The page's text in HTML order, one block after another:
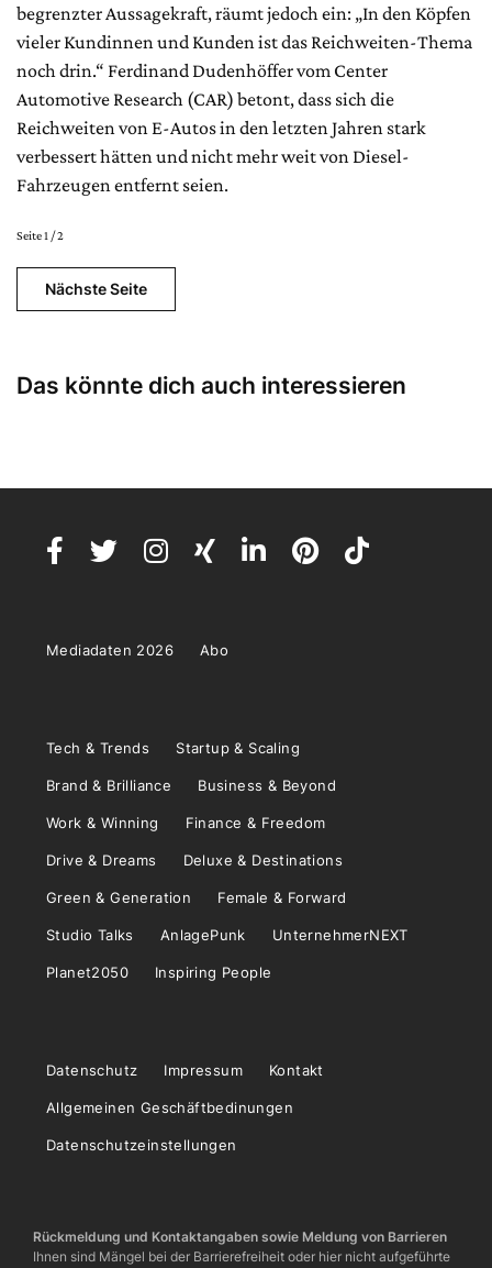
begrenzter Aussagekraft, räumt jedoch ein: „In den Köpfen
vieler Kundinnen und Kunden ist das Reichweiten-Thema
noch drin.“ Ferdinand Dudenhöffer vom Center
Automotive Research (CAR) betont, dass sich die
Reichweiten von E-Autos in den letzten Jahren stark
verbessert hätten und nicht mehr weit von Diesel-
Fahrzeugen entfernt seien.
Seite 1 / 2
Nächste Seite
Das könnte dich auch interessieren
Mediadaten 2026 Abo
Tech & Trends Startup & Scaling
Brand & Brilliance Business & Beyond
Work & Winning Finance & Freedom
Drive & Dreams Deluxe & Destinations
Green & Generation Female & Forward
Studio Talks AnlagePunk UnternehmerNEXT
Planet2050 Inspiring People
Datenschutz Impressum Kontakt
Allgemeinen Geschäftbedinungen
Datenschutzeinstellungen
Rückmeldung und Kontaktangaben sowie Meldung von Barrieren
Ihnen sind Mängel bei der Barrierefreiheit oder hier nicht aufgeführte